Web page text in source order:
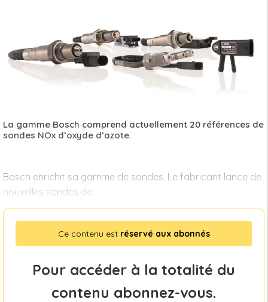
La gamme Bosch comprend actuellement 20 références de
sondes NOx d’oxyde d’azote.
Bosch enrichit sa gamme de sondes. Le fabricant lance de
nouvelles sondes de
Ce contenu est réservé aux abonnés
Pour accéder à la totalité du
contenu abonnez-vous.